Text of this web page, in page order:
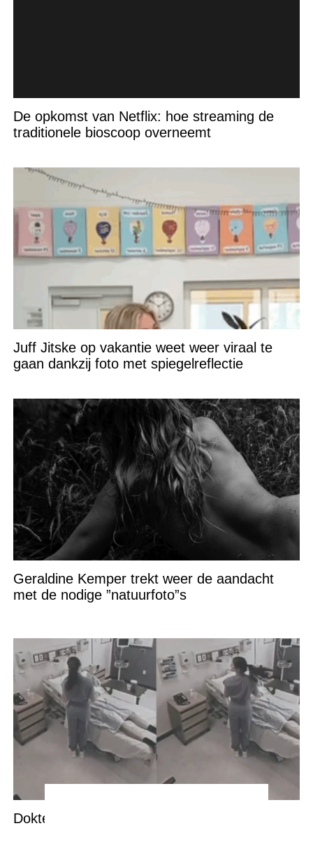
De opkomst van Netflix: hoe streaming de
traditionele bioscoop overneemt
Juff Jitske op vakantie weet weer viraal te
gaan dankzij foto met spiegelreflectie
Geraldine Kemper trekt weer de aandacht
met de nodige ”natuurfoto”s
Dokter heeft de perfecte medicijn